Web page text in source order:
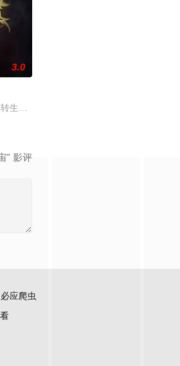
去世了，美冶被鸿藏家族的本家收养。
3.0
生至战火纷飞的异世界，成为少女谭雅·
” 影评
必应爬虫